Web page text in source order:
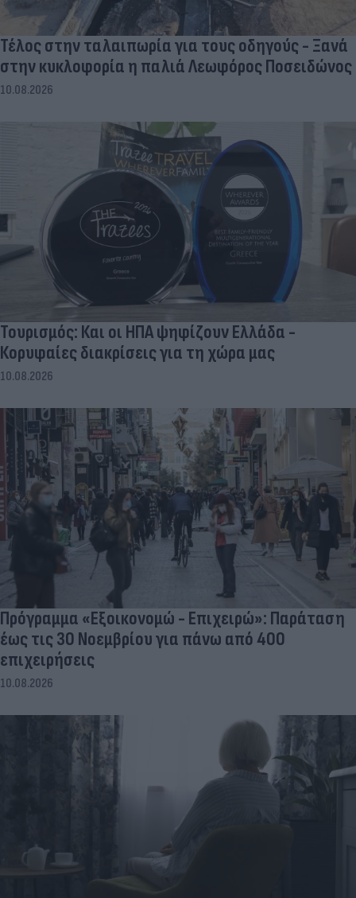
Τέλος στην ταλαιπωρία για τους οδηγούς - Ξανά
στην κυκλοφορία η παλιά Λεωφόρος Ποσειδώνος
10.08.2026
Τουρισμός: Και οι ΗΠΑ ψηφίζουν Ελλάδα -
Κορυφαίες διακρίσεις για τη χώρα μας
10.08.2026
Πρόγραμμα «Εξοικονομώ - Επιχειρώ»: Παράταση
έως τις 30 Νοεμβρίου για πάνω από 400
επιχειρήσεις
10.08.2026